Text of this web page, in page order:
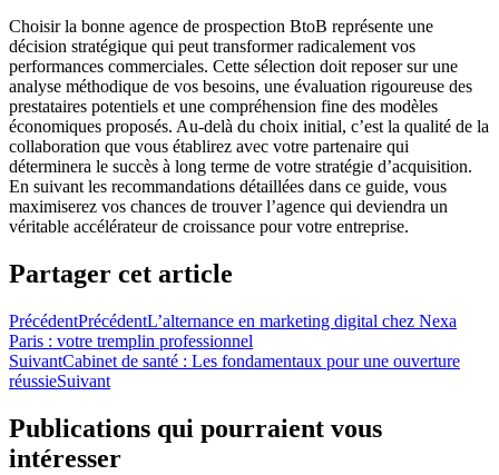
Choisir la bonne agence de prospection BtoB représente une
décision stratégique qui peut transformer radicalement vos
performances commerciales. Cette sélection doit reposer sur une
analyse méthodique de vos besoins, une évaluation rigoureuse des
prestataires potentiels et une compréhension fine des modèles
économiques proposés. Au-delà du choix initial, c’est la qualité de la
collaboration que vous établirez avec votre partenaire qui
déterminera le succès à long terme de votre stratégie d’acquisition.
En suivant les recommandations détaillées dans ce guide, vous
maximiserez vos chances de trouver l’agence qui deviendra un
véritable accélérateur de croissance pour votre entreprise.
Partager cet article
PrécédentPrécédentL’alternance en marketing digital chez Nexa
Paris : votre tremplin professionnel
SuivantCabinet de santé : Les fondamentaux pour une ouverture
réussieSuivant
Publications qui pourraient vous
intéresser